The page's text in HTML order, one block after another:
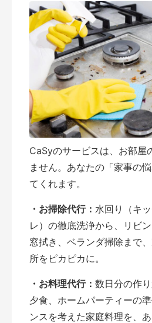
CaSyのサービスは、お部屋
ません。あなたの「家事の
てくれます。
・お掃除代行： 水回り（キ
レ）の徹底洗浄から、リビン
窓拭き、ベランダ掃除まで
所をピカピカに。
・お料理代行： 数日分の作
夕食、ホームパーティーの
ンスを考えた家庭料理を、